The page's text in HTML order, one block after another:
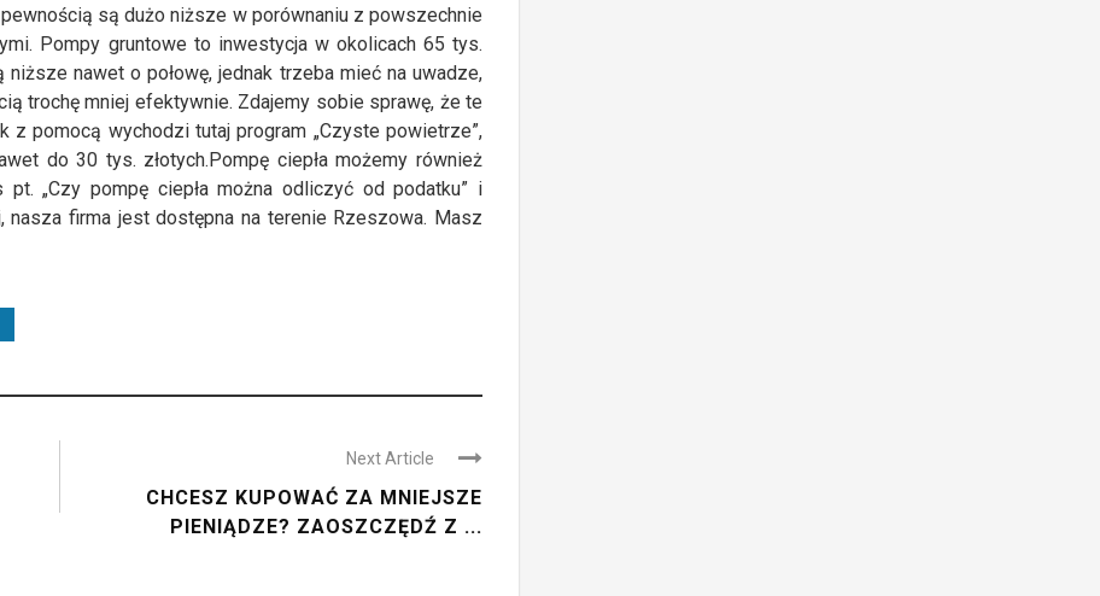
są dużo niższe w porównaniu z powszechnie
Pompy gruntowe to inwestycja w okolicach 65 tys.
niższe nawet o połowę, jednak trzeba mieć na uwadze,
trochę mniej efektywnie. Zdajemy sobie sprawę, że te
z pomocą wychodzi tutaj program „Czyste powietrze”,
do 30 tys. złotych.Pompę ciepła możemy również
„Czy pompę ciepła można odliczyć od podatku” i
firma jest dostępna na terenie Rzeszowa. Masz
Next Article
CHCESZ KUPOWAĆ ZA MNIEJSZE
PIENIĄDZE? ZAOSZCZĘDŹ Z ...